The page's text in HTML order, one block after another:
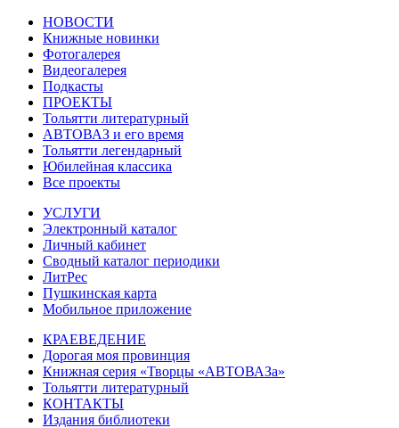
НОВОСТИ
Книжные новинки
Фотогалерея
Видеогалерея
Подкасты
ПРОЕКТЫ
Тольятти литературный
АВТОВАЗ и его время
Тольятти легендарный
Юбилейная классика
Все проекты
УСЛУГИ
Электронный каталог
Личный кабинет
Сводный каталог периодики
ЛитРес
Пушкинская карта
Мобильное приложение
КРАЕВЕДЕНИЕ
Дорогая моя провинция
Книжная серия «Творцы «АВТОВАЗа»
Тольятти литературный
КОНТАКТЫ
Издания библиотеки